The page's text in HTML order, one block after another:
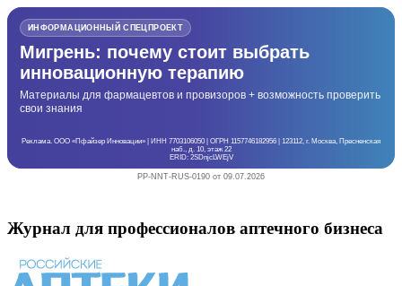
ИНФОРМАЦИОННЫЙ СПЕЦПРОЕКТ
Мигрень: почему стоит выбрать
инновационную терапию
Материалы для фармацевтов и провизоров + возможность проверить
свои знания
Реклама. ООО «Пфайзер Инновации» | ИНН 7703106050 | ОГРН 1157746182956 | 123112, г. Москва, Пресненская
наб., д. 10, этаж 22
ERID: 2SDnjcLWEjV
PP-NNT-RUS-0190 от 09.07.2026
Журнал для профессионалов аптечного бизнеса